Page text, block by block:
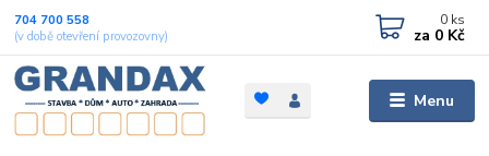
Menu
704 700 558
(v době otevření provozovny)
0 ks
za 0 Kč